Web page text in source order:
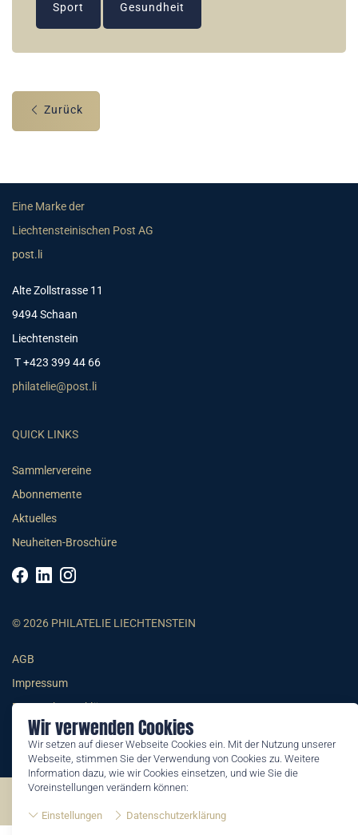
Wir verwenden Cookies
Wir setzen auf dieser Webseite Cookies ein. Mit der Nutzung unserer
Webseite, stimmen Sie der Verwendung von Cookies zu. Weitere
Information dazu, wie wir Cookies einsetzen, und wie Sie die
Voreinstellungen verändern können:
Einstellungen Datenschutzerklärung
Sport Gesundheit
Zurück
Eine Marke der
Liechtensteinischen Post AG
post.li
Alte Zollstrasse 11
9494 Schaan
Liechtenstein
T +423 399 44 66
philatelie@post.li
QUICK LINKS
Sammlervereine
Abonnemente
Aktuelles
Neuheiten-Broschüre
© 2026 PHILATELIE LIECHTENSTEIN
AGB
Impressum
Datenschutzerklärung